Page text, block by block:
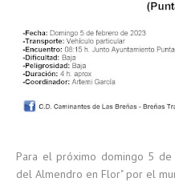
Para el próximo domingo 5
del Almendro en Flor" por el